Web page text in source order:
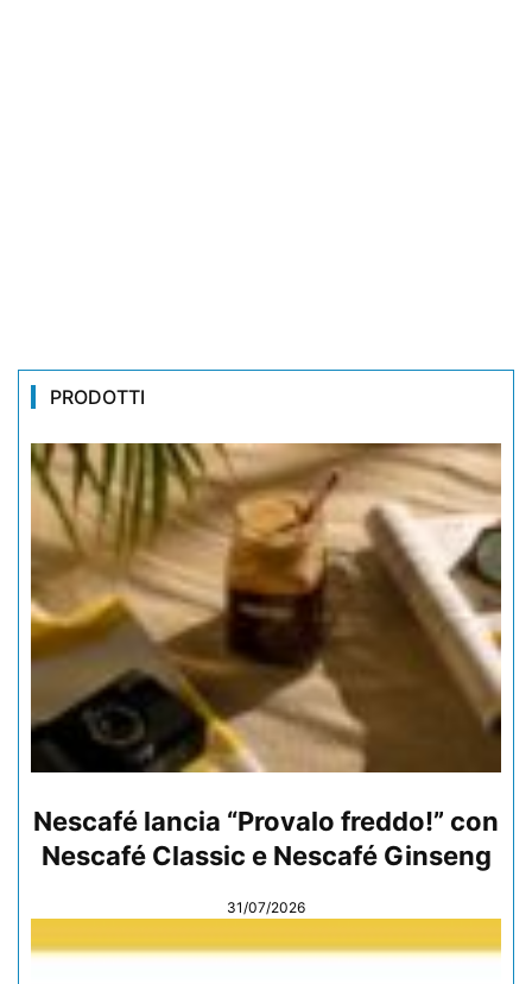
PRODOTTI
Nescafé lancia “Provalo freddo!” con
Nescafé Classic e Nescafé Ginseng
31/07/2026